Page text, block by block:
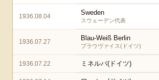
1936.08.04 Sweden
スウェーデン代表
1936.07.27 Blau-Weiß Berlin
ブラウヴァイス(ドイツ)
1936.07.22 ミネルバ(ドイツ)